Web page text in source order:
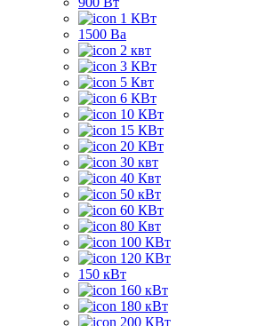
1 КВт
1500 Ва
2 квт
3 КВт
5 Квт
6 КВт
10 КВт
15 КВт
20 КВт
30 квт
40 Квт
50 кВт
60 КВт
80 Квт
100 КВт
120 КВт
150 кВт
160 кВт
180 кВт
200 КВт